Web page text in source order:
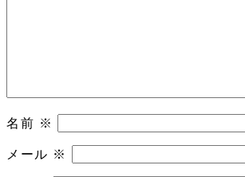
名前 ※
メール ※